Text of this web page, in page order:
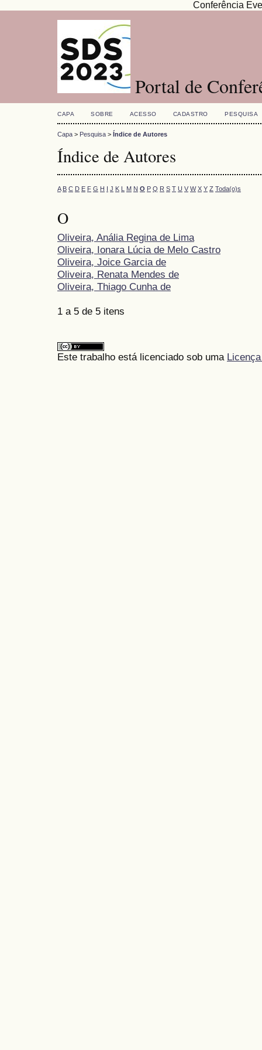
Conferência
Portal de
CAPA SOBRE ACESSO CADASTRO PESQUISA
Capa > Pesquisa > Índice de Autores
Índice de Autores
A B C D E F G H I J K L M N O P Q R S T U V W X Y Z Toda(o)s
O
Oliveira, Anália Regina de Lima
Oliveira, Ionara Lúcia de Melo Castro
Oliveira, Joice Garcia de
Oliveira, Renata Mendes de
Oliveira, Thiago Cunha de
1 a 5 de 5 itens
Este trabalho está licenciado sob uma